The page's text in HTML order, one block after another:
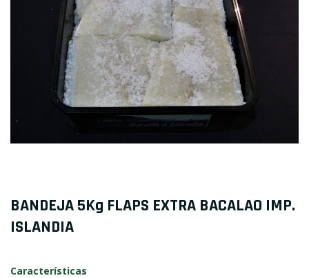
BANDEJA 5Kg FLAPS EXTRA BACALAO IMP.
ISLANDIA
Características